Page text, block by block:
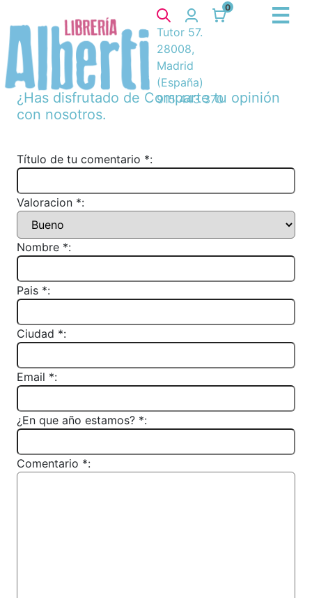
0
Tutor 57.
28008,
Madrid
(España)
915 443 370
¿Has disfrutado de Comparte tu opinión
con nosotros.
Título de tu comentario *:
Valoracion *:
Nombre *:
Pais *:
Ciudad *:
Email *:
¿En que año estamos? *:
Comentario *: